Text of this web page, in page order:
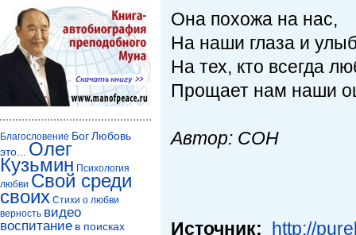
Она похожа на нас,
На наши глаза и
На тех, кто всегда
Прощает нам наши
Автор: СОН
Источник: http://
Благословение БогЛюбовь
это...
Олег
Кузьмин Психология
любви Свой среди
своих Стихи о любви
верность видео
воспитание в поисках